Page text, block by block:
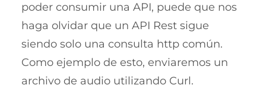
poder consumir una API, puede que nos
haga olvidar que un API Rest sigue
siendo solo una consulta http común.
Como ejemplo de esto, enviaremos un
archivo de audio utilizando Curl.